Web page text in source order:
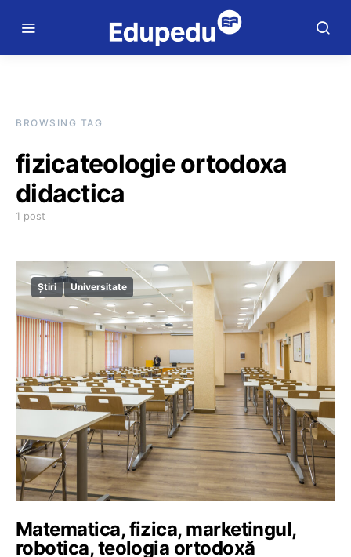
BROWSING TAG
fizicateologie ortodoxa
didactica
1 post
Știri Universitate
Matematica, fizica, marketingul,
robotica, teologia ortodoxă